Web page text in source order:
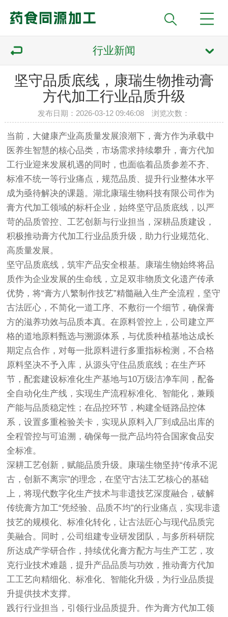
行业新闻
坚守品质底线，康瑞生物推动膏
方代加工行业品质升级
发布日期：2026-03-12 09:46:08 浏览次数：
当前，大健康产业高质量发展浪潮下，膏方作为承载中
医养生智慧的核心品类，市场需求持续攀升，膏方代加
工行业迎来发展机遇的同时，也面临着品质参差不齐、
标准不统一等行业痛点，规范品质、提升行业整体水平
成为亟待解决的课题。湖北康瑞生物科技有限公司作为
膏方代加工领域的标杆企业，始终坚守品质底线，以严
苛的品质管控、工艺创新与行业担当，深耕品质建设，
积极推动膏方代加工行业品质升级，助力行业规范化、
高质量发展。
坚守品质底线，筑牢产品安全根基。康瑞生物始终将品
质作为企业发展的生命线，立足双非物质文化遗产传承
优势，将“膏方八繁制作技艺”精髓融入生产全流程，坚守
古法匠心，不简化一道工序、不敷衍一个细节，确保膏
方的滋养功效与品质本真。在原料管控上，公司建立严
格的道地原料甄选与溯源体系，与优质种植基地达成长
期定点合作，对每一批原料进行多重指标检测，不合格
原料坚决不予入库，从源头守住品质底线；在生产环
节，配套建设标准化生产基地与10万级洁净车间，配备
全自动化生产线，实现生产流程标准化、智能化，兼顾
产能与品质稳定性；在品控环节，构建全链路品控体
系，设置多重检验关卡，实现从原料入厂到成品出库的
全程管控与可追溯，确保每一批产品均符合国家食品安
全标准。
深耕工艺创新，赋能品质升级。康瑞生物坚持“传承不泥
古，创新不离宗”的理念，在坚守古法工艺核心的基础
上，将现代数字化生产技术与非遗技艺深度融合，破解
传统膏方加工“凭经验、品质不均”的行业痛点，实现非遗
技艺的规模化、标准化转化，让古法匠心与现代品质完
美融合。同时，公司组建专业研发团队，与多所科研院
所达成产学研合作，持续优化膏方配方与生产工艺，攻
克行业技术难题，提升产品品质与功效，推动膏方代加
工工艺向精细化、标准化、智能化升级，为行业品质提
升提供技术支撑。
践行行业担当，引领行业品质提升。作为膏方代加工领